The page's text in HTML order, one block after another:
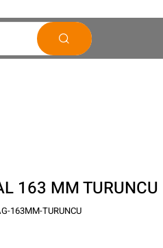
163 MM TURUNCU
163MM-TURUNCU